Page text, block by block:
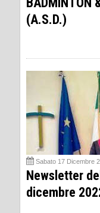
(A.S.D.)
Sabato 17 Dicembre
Newsletter
dicembre